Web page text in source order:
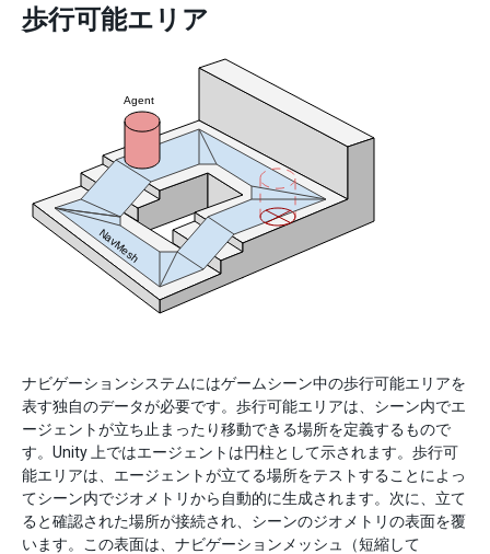
歩行可能エリア
ナビゲーションシステムにはゲームシーン中の歩行可能エリアを
表す独自のデータが必要です。歩行可能エリアは、シーン内でエ
ージェントが立ち止まったり移動できる場所を定義するもので
す。Unity 上ではエージェントは円柱として示されます。歩行可
能エリアは、エージェントが立てる場所をテストすることによっ
てシーン内でジオメトリから自動的に生成されます。次に、立て
ると確認された場所が接続され、シーンのジオメトリの表面を覆
います。この表面は、ナビゲーションメッシュ（短縮して